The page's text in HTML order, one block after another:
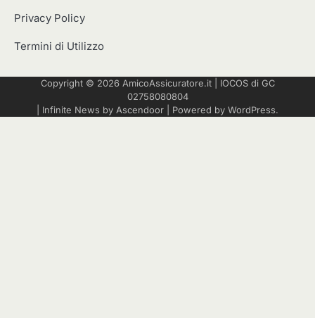
Privacy Policy
Termini di Utilizzo
Copyright © 2026 AmicoAssicuratore.it| IOCOSdi GC
02758080804
| Infinite News by Ascendoor | Powered by WordPress.